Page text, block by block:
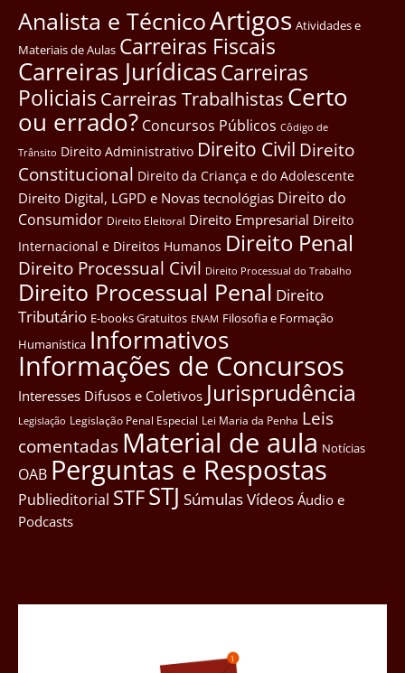
Analista e TécnicoArtigos Atividades e
Materiais de Aulas Carreiras Fiscais
Carreiras JurídicasCarreiras
Policiais Carreiras Trabalhistas Certo
ou errado? Concursos Públicos Côdigo de
Trânsito Direito Administrativo Direito Civil Direito
Constitucional Direito da Criança e do Adolescente
Direito Digital, LGPD e Novas tecnológias Direito do
Consumidor Direito Eleitoral Direito Empresarial Direito
Internacional e Direitos Humanos Direito Penal
Direito Processual Civil Direito Processual do Trabalho
Direito Processual Penal Direito
Tributário E-books Gratuitos ENAM Filosofia e Formação
Humanística Informativos
Informações de Concursos
Interesses Difusos e Coletivos Jurisprudência
Legislação Legislação Penal Especial Lei Maria da Penha Leis
comentadas Material de aula Notícias
OAB Perguntas e Respostas
Publieditorial STFSTJ SúmulasVídeos Áudio e
Podcasts